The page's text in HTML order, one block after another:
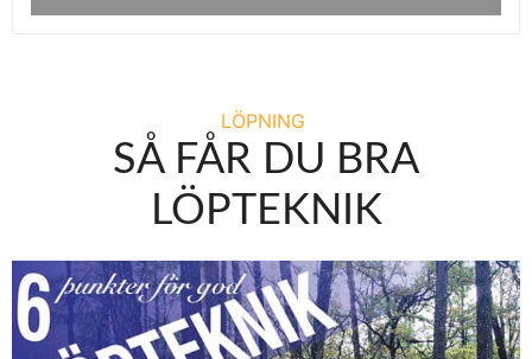
LÖPNING
SÅ FÅR DU BRA
LÖPTEKNIK